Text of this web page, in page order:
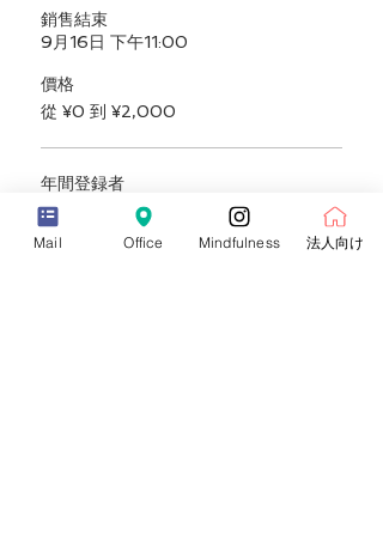
銷售結束
9月16日 下午11:00
價格
從 ¥0 到 ¥2,000
年間登録者
¥0
+¥0 消費税
Mail Office Mindfulness 法人向け